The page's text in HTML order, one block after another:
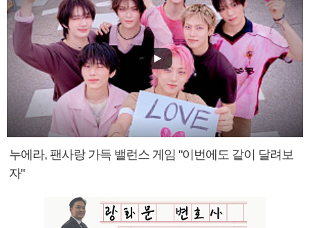
누에라, 팬사랑 가득 밸런스 게임 "이번에도 같이 달려보
자"